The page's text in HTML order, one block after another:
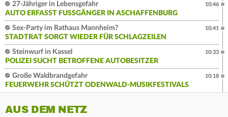
27-Jähriger in Lebensgefahr
AUTO ERFASST FUSSGÄNGER IN ASCHAFFENBURG
10:46
Sex-Party im Rathaus Mannheim?
STADTRAT SORGT WIEDER FÜR SCHLAGZEILEN
10:41
Steinwurf in Kassel
POLIZEI SUCHT BETROFFENE AUTOBESITZER
10:33
Große Waldbrandgefahr
FEUERWEHR SCHÜTZT ODENWALD-MUSIKFESTIVALS
10:18
AUS DEM NETZ